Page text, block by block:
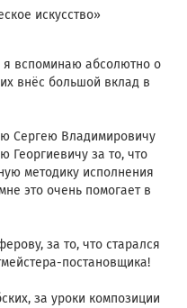
искусство»
вспоминаю абсолютно о
внёс большой вклад в
Сергею Владимировичу
Георгиевичу за то, что
методику исполнения
это очень помогает в
за то, что старался
постановщика!
за уроки композиции